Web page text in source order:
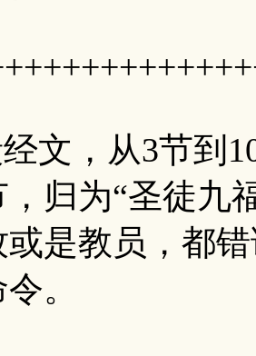
，从3节到10
，归为“圣徒九
是教员，都
。